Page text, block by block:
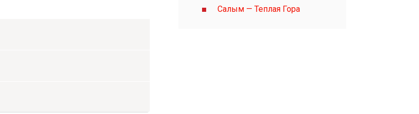
Салым — Теплая Гора